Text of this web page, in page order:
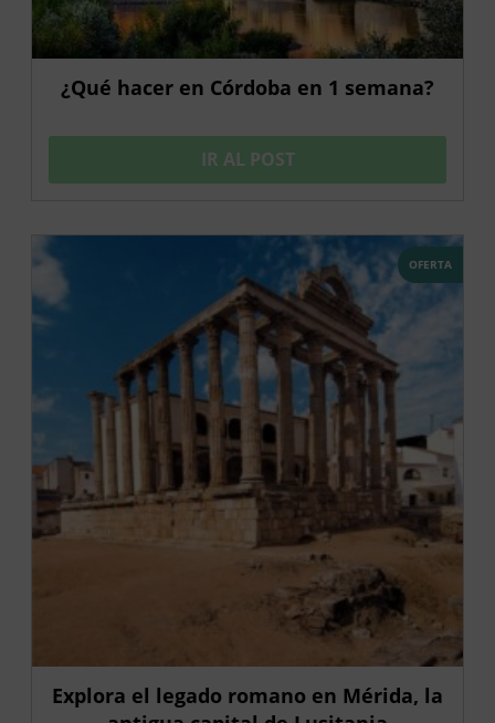
¿Qué hacer en Córdoba en 1 semana?
IR AL POST
OFERTA
Explora el legado romano en Mérida, la